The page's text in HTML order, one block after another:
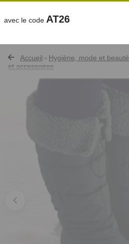
avec le code AT26
Accueil > Hygiène, mode et beauté
et accessoires